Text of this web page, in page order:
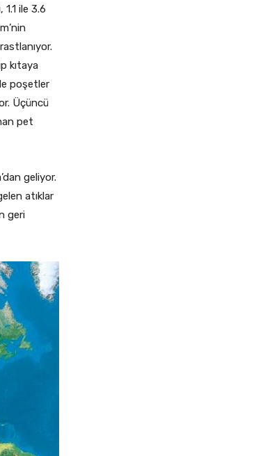
ile 3.6
kıtaya
poşetler
Üçüncü
pet
geliyor.
atıklar
geri